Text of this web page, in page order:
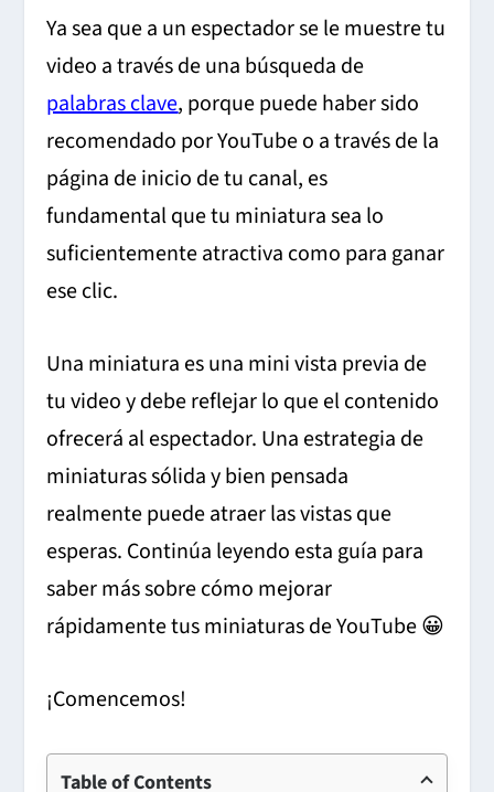
Ya sea que a un espectador se le muestre tu
video a través de una búsqueda de
palabras clave, porque puede haber sido
recomendado por YouTube o a través de la
página de inicio de tu canal, es
fundamental que tu miniatura sea lo
suficientemente atractiva como para ganar
ese clic.
Una miniatura es una mini vista previa de
tu video y debe reflejar lo que el contenido
ofrecerá al espectador. Una estrategia de
miniaturas sólida y bien pensada
realmente puede atraer las vistas que
esperas. Continúa leyendo esta guía para
saber más sobre cómo mejorar
rápidamente tus miniaturas de YouTube 😀
¡Comencemos!
Table of Contents